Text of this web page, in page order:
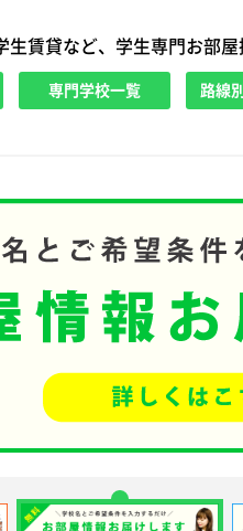
生賃貸など、学生専門お部
専門学校一覧 路線